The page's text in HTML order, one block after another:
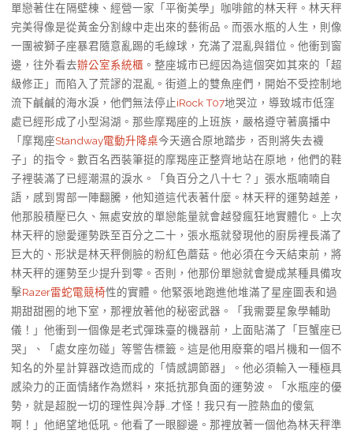
單戀著住在隔壁棟、經營一家「平衡美學」咖啡館的林天秤。林天秤
完美得像是從黃金分割線中走出來的藝術品。而張水瓶的人生，則像
一團被獅子座暴君隨意亂踢的毛線球，充滿了混亂與錯位。他衝到窗
邊，往外看去辦公室系統櫃 。整座城市已經因為這個突如其來的「超
級修正」而陷入了荒謬的混亂。街道上的雙魚座們，開始不受控制地
流下鹹鹹的海水淚，他們無法停止iRock T07地哭泣，導致城市低窪
處已經形成了小型潟湖。那些摩羯座的上班族，嚴格遵守著廣播中
「摩羯座Standway電動升降桌今天適合原地踏步，否則將失去襪
子」的指令。數百名西裝筆挺的摩羯座正整齊地站在原地，他們的鞋
子裡裝滿了已經潮濕的淚水。「負百分之八十七？」張水瓶喃喃自
語，感到胃部一陣翻騰，他知道這代表著什麼。林天秤的運勢越差，
他那股積壓已久、無處安放的單戀能量就會越發瘋狂地實體化。上次
林天秤的戀愛運勢跌至百分之二十，張水瓶就發現他的廚房裡長滿了
巨大的、形狀是林天秤側臉的粉紅色蘑菇。他必須在今天結束前，將
林天秤的運勢至少提升到零。否則，他那份單戀就會變成某種具備攻
擊Razer雷蛇電競椅性的實體。他緊張地跑進他堆滿了星座圖表和過
期甜甜圈的地下室，那裡放著他的秘密武器。「我需要星象學輔助
儀！」他衝到一個像是老式彈珠臺的機器前，上面貼滿了「巨蟹座已
哭」、「處女座勿碰」等警告標籤。這是他用廢棄的唱片機和一個不
知名的外星計算器改造而成的「情感調節器」。他必須輸入一種極具
感染力的正面情緒作為燃料，來抵抗那負面的運勢波。「水瓶座的優
勢，就是超脫一切的理性與冷靜…才怪！我只有一腔熱血的傻氣
啊！」他絕望地低吼。他看了一眼腳邊。那裡放著一個他為林天秤準